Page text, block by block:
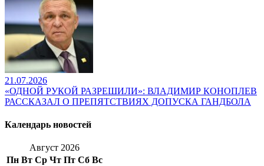
21.07.2026
«ОДНОЙ РУКОЙ РАЗРЕШИЛИ»: ВЛАДИМИР КОНОПЛЕВ
РАССКАЗАЛ О ПРЕПЯТСТВИЯХ ДОПУСКА ГАНДБОЛА
Календарь новостей
Август 2026
Пн Вт Ср Чт Пт Сб Вс